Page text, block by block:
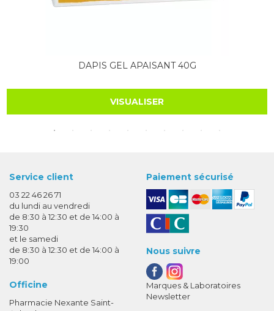
DAPIS GEL APAISANT 40G
VISUALISER
Service client
03 22 46 26 71
du lundi au vendredi
de 8:30 à 12:30 et de 14:00 à
19:30
et le samedi
de 8:30 à 12:30 et de 14:00 à
19:00
Officine
Pharmacie Nexante Saint-
Paiement sécurisé
Nous suivre
Marques & Laboratoires
Newsletter